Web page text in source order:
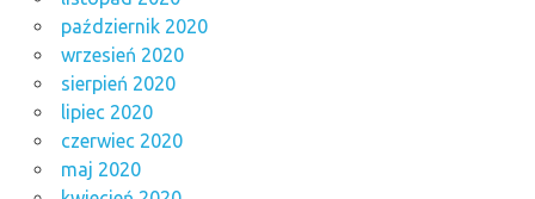
październik 2020
wrzesień 2020
sierpień 2020
lipiec 2020
czerwiec 2020
maj 2020